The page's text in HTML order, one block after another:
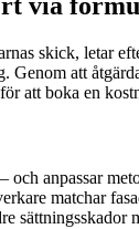
skick, letar
att
att boka en
anpassar
matchar